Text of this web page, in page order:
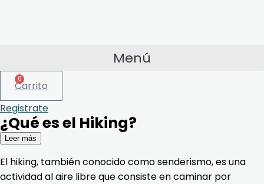
Menú
0
Carrito
Registrate
¿Qué es el Hiking?
Leer más
El hiking, también conocido como senderismo, es una
actividad al aire libre que consiste en caminar por